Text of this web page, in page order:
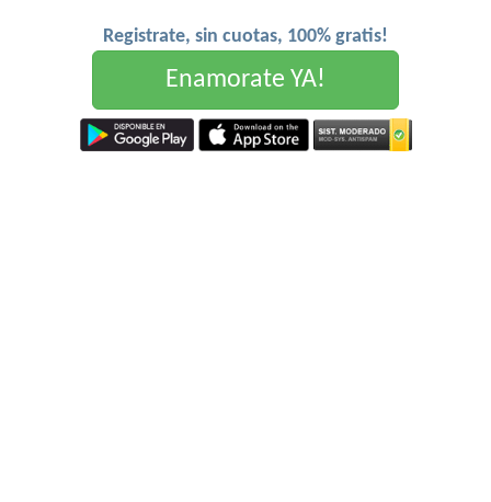
Registrate, sin cuotas, 100% gratis!
Enamorate YA!